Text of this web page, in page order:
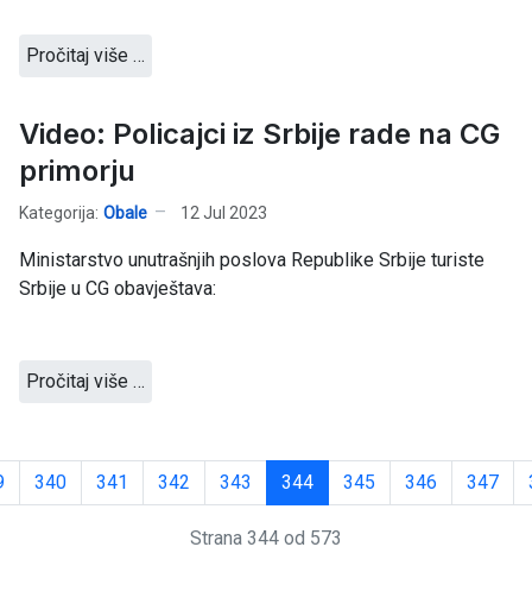
Pročitaj više …
Video: Policajci iz Srbije rade na CG
primorju
Kategorija: Obale 12 Jul 2023
Ministarstvo unutrašnjih poslova Republike Srbije turiste
Srbije u CG obavještava:
Pročitaj više …
340 341 342 343 344 345 346 347
Strana 344 od 573